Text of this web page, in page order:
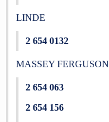
LINDE
2 654 0132
MASSEY FERGUSON
2 654 063
2 654 156